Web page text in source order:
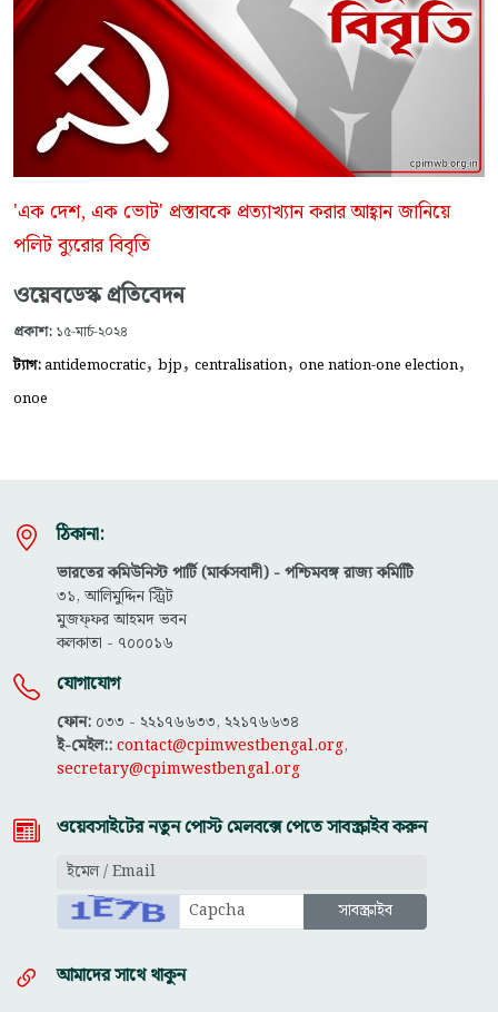
'এক দেশ, এক ভোট' প্রস্তাবকে প্রত্যাখ্যান করার আহ্বান জানিয়ে
পলিট ব্যুরোর বিবৃতি
ওয়েবডেস্ক প্রতিবেদন
প্রকাশ: ১৫-মার্চ-২০২৪
ট্যাগ:antidemocratic, bjp, centralisation, one nation-one election,
onoe
ঠিকানা:
ভারতের কমিউনিস্ট পার্টি (মার্কসবাদী) - পশ্চিমবঙ্গ রাজ্য কমিটিি
৩১, আলিমুদ্দিন স্ট্রিট
মুজফ্ফ‌র আহমদ ভবন
কলকাতা - ৭০০০১৬
যোগাযোগ
ফোন: ০৩৩ - ২২১৭৬৬৩৩, ২২১৭৬৬৩৪
ই-মেইল::contact@cpimwestbengal.org,
secretary@cpimwestbengal.org
ওয়েবসাইটের নতুন পোস্ট মেলবক্সে পেতে সাবস্ক্রাইব করুন
আমাদের সাথে থাকুন